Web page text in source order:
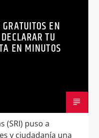
EN
TU
EN MINUTOS
(SRI) puso a
y ciudadanía una